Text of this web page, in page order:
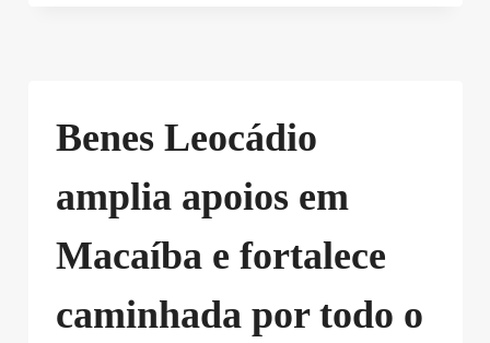
Benes Leocádio
amplia apoios em
Macaíba e fortalece
caminhada por todo o